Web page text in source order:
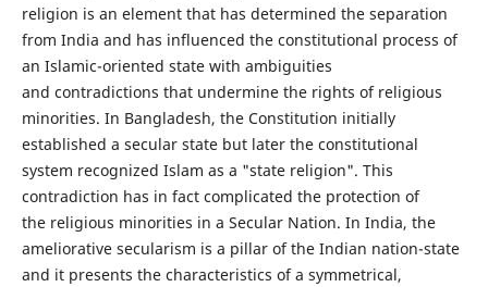
religion is an element that has determined the separation
from India and has influenced the constitutional process of
an Islamic-oriented state with ambiguities
and contradictions that undermine the rights of religious
minorities. In Bangladesh, the Constitution initially
established a secular state but later the constitutional
system recognized Islam as a "state religion". This
contradiction has in fact complicated the protection of
the religious minorities in a Secular Nation. In India, the
ameliorative secularism is a pillar of the Indian nation-state
and it presents the characteristics of a symmetrical,